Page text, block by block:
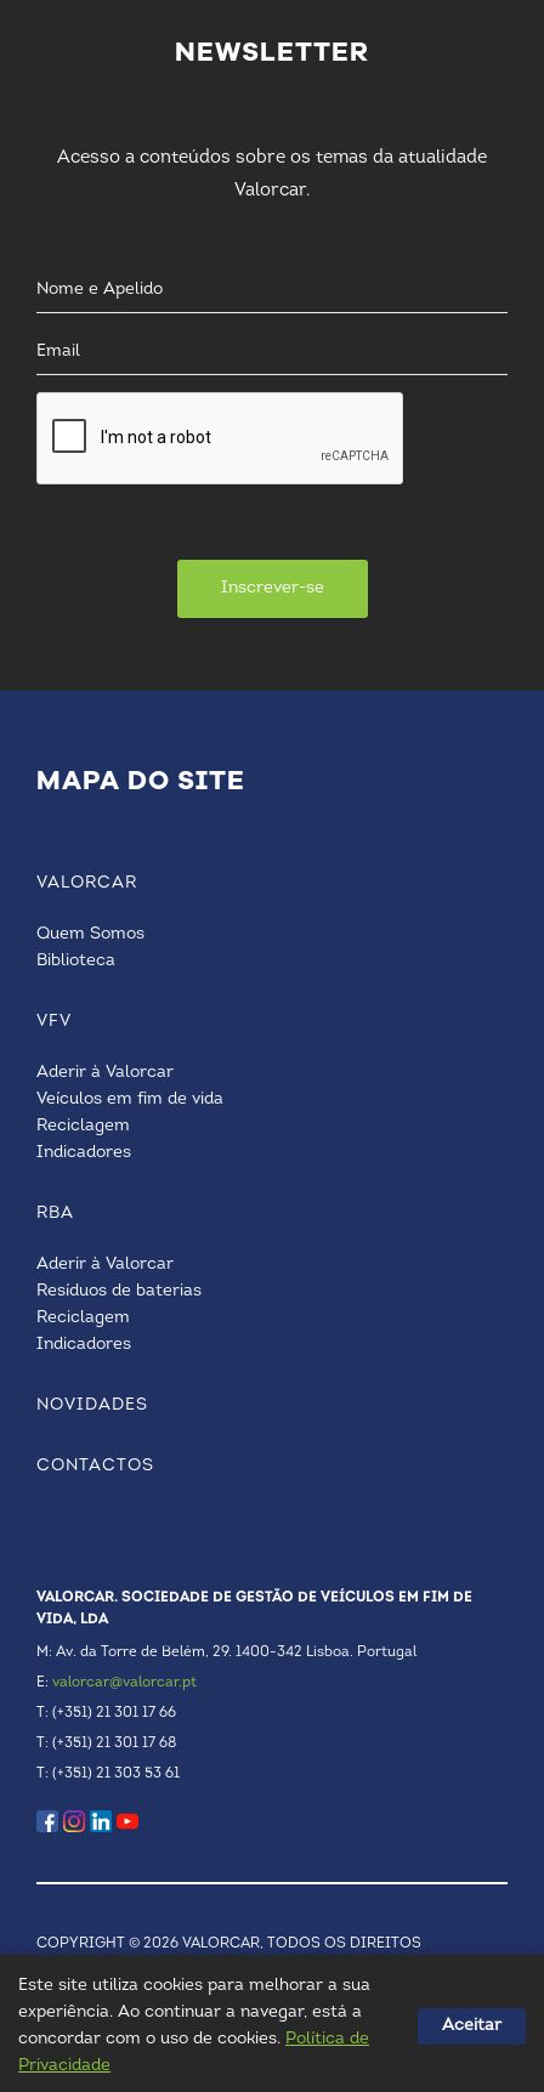
NEWSLETTER
Acesso a conteúdos sobre os temas da atualidade
Valorcar.
Inscrever-se
MAPA DO SITE
VALORCAR
Quem Somos
Biblioteca
VFV
Aderir à Valorcar
Veículos em fim de vida
Reciclagem
Indicadores
RBA
Aderir à Valorcar
Resíduos de baterias
Reciclagem
Indicadores
NOVIDADES
CONTACTOS
VALORCAR. SOCIEDADE DE GESTÃO DE VEÍCULOS EM FIM DE
VIDA, LDA
M: Av. da Torre de Belém, 29. 1400-342 Lisboa. Portugal
E: valorcar@valorcar.pt
T: (+351) 21 301 17 66
T: (+351) 21 301 17 68
T: (+351) 21 303 53 61
COPYRIGHT © 2026 VALORCAR, TODOS OS DIREITOS
Este site utiliza cookies para melhorar a sua
experiência. Ao continuar a navegar, está a
concordar com o uso de cookies. Política de
Privacidade
Aceitar